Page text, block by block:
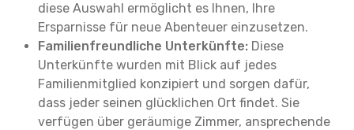
diese Auswahl ermöglicht es Ihnen, Ihre
Ersparnisse für neue Abenteuer einzusetzen.
Familienfreundliche Unterkünfte: Diese
Unterkünfte wurden mit Blick auf jedes
Familienmitglied konzipiert und sorgen dafür,
dass jeder seinen glücklichen Ort findet. Sie
verfügen über geräumige Zimmer, ansprechende